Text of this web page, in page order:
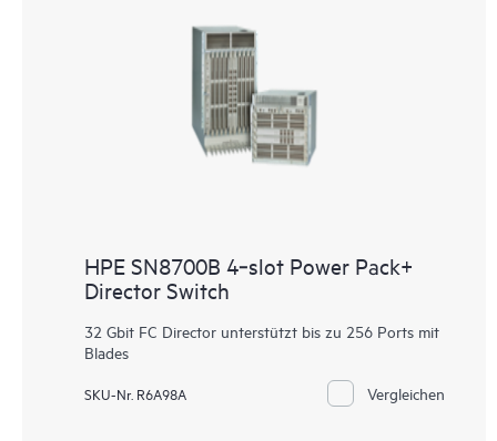
HPE SN8700B 4‑slot Power Pack+
Director Switch
32 Gbit FC Director unterstützt bis zu 256 Ports mit
Blades
SKU-Nr. R6A98A Vergleichen